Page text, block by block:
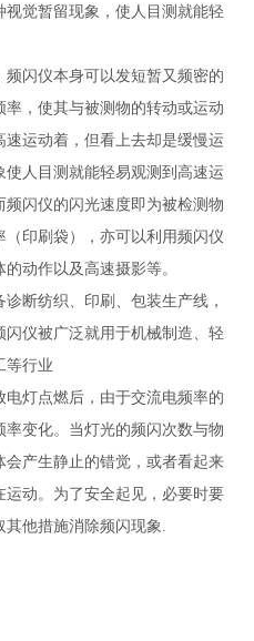
觉暂留现象，使人目测就能轻
闪仪本身可以发短暂又频密的
，使其与被测物的转动或运动
运动着，但看上去却是缓慢运
人目测就能轻易观测到高速运
闪仪的闪光速度即为被检测物
印刷袋），亦可以利用频闪仪
动作以及高速摄影等。
断纺织、印刷、包装生产线，
仪被广泛就用于机械制造、轻
等行业
灯点燃后，由于交流电频率的
变化。当灯光的频闪次数与物
产生静止的错觉，或者看起来
动。为了安全起见，必要时要
其他措施消除频闪现象.